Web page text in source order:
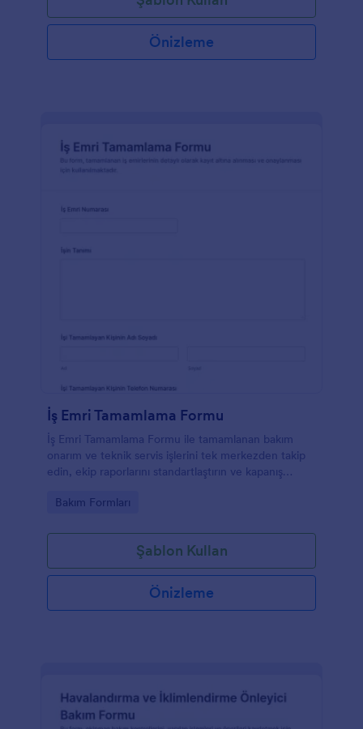
Önizleme
İş Emri Tamamlama Formu
İş Emri Tamamlama Formu ile tamamlanan bakım
onarım ve teknik servis işlerini tek merkezden takip
edin, ekip raporlarını standartlaştırın ve kapanış
Go to Category:
Bakım Formları
Şablon Kullan
Önizleme